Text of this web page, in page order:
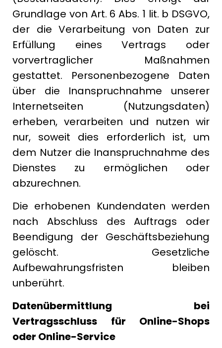
Grundlage von Art. 6 Abs. 1 lit. b DSGVO,
der die Verarbeitung von Daten zur
Erfüllung eines Vertrags oder
vorvertraglicher Maßnahmen
gestattet. Personenbezogene Daten
über die Inanspruchnahme unserer
Internetseiten (Nutzungsdaten)
erheben, verarbeiten und nutzen wir
nur, soweit dies erforderlich ist, um
dem Nutzer die Inanspruchnahme des
Dienstes zu ermöglichen oder
abzurechnen.
Die erhobenen Kundendaten werden
nach Abschluss des Auftrags oder
Beendigung der Geschäftsbeziehung
gelöscht. Gesetzliche
Aufbewahrungsfristen bleiben
unberührt.
Datenübermittlung bei
Vertragsschluss für Online-Shops
oder Online-Service